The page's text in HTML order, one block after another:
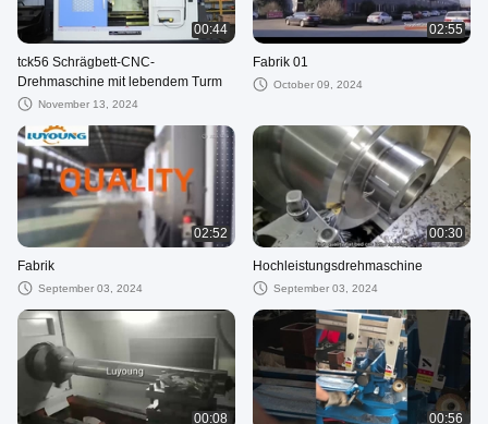
00:44
tck56 Schrägbett-CNC-
Drehmaschine mit lebendem Turm
November 13, 2024
02:55
Fabrik 01
October 09, 2024
02:52
Fabrik
September 03, 2024
00:30
Hochleistungsdrehmaschine
September 03, 2024
00:08 00:56